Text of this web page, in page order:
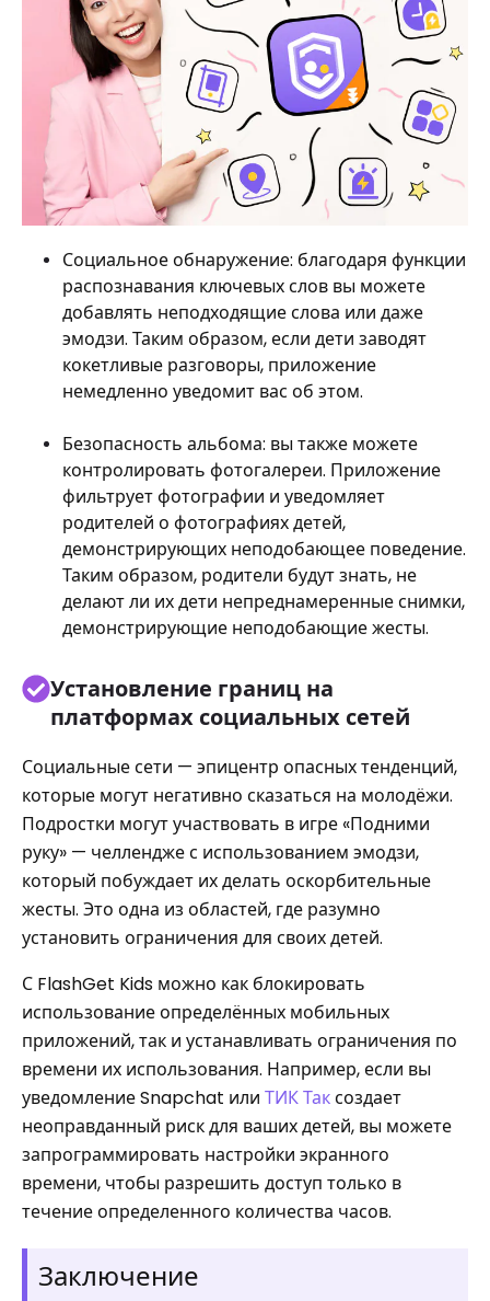
Социальное обнаружение: благодаря функции
распознавания ключевых слов вы можете
добавлять неподходящие слова или даже
эмодзи. Таким образом, если дети заводят
кокетливые разговоры, приложение
немедленно уведомит вас об этом.
Безопасность альбома: вы также можете
контролировать фотогалереи. Приложение
фильтрует фотографии и уведомляет
родителей о фотографиях детей,
демонстрирующих неподобающее поведение.
Таким образом, родители будут знать, не
делают ли их дети непреднамеренные снимки,
демонстрирующие неподобающие жесты.
Установление границ на
платформах социальных сетей
Социальные сети — эпицентр опасных тенденций,
которые могут негативно сказаться на молодёжи.
Подростки могут участвовать в игре «Подними
руку» — челлендже с использованием эмодзи,
который побуждает их делать оскорбительные
жесты. Это одна из областей, где разумно
установить ограничения для своих детей.
С FlashGet Kids можно как блокировать
использование определённых мобильных
приложений, так и устанавливать ограничения по
времени их использования. Например, если вы
уведомление Snapchat или ТИК Таксоздает
неоправданный риск для ваших детей, вы можете
запрограммировать настройки экранного
времени, чтобы разрешить доступ только в
течение определенного количества часов.
Заключение